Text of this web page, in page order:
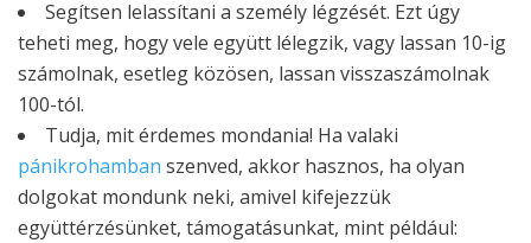
Segítsen lelassítani a személy légzését. Ezt úgy
teheti meg, hogy vele együtt lélegzik, vagy lassan 10-ig
számolnak, esetleg közösen, lassan visszaszámolnak
100-tól.
Tudja, mit érdemes mondania! Ha valaki
pánikrohamban szenved, akkor hasznos, ha olyan
dolgokat mondunk neki, amivel kifejezzük
együttérzésünket, támogatásunkat, mint például: